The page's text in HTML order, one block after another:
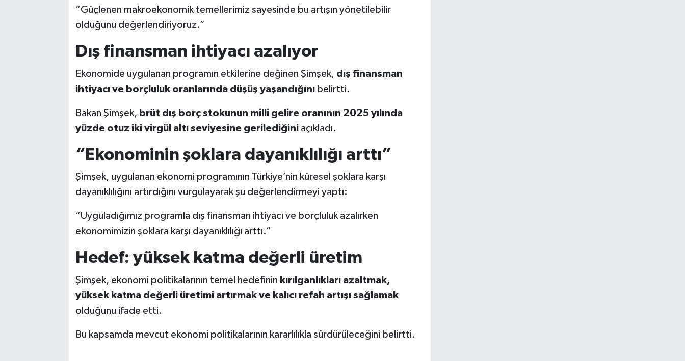
“Güçlenen makroekonomik temellerimiz sayesinde bu artışın yönetilebilir
olduğunu değerlendiriyoruz.”
Dış finansman ihtiyacı azalıyor
Ekonomide uygulanan programın etkilerine değinen Şimşek, dış finansman
ihtiyacı ve borçluluk oranlarında düşüş yaşandığınıbelirtti.
Bakan Şimşek, brüt dış borç stokunun milli gelire oranının 2025 yılında
yüzde otuz iki virgül altı seviyesine gerilediğiniaçıkladı.
“Ekonominin şoklara dayanıklılığı arttı”
Şimşek, uygulanan ekonomi programının Türkiye’nin küresel şoklara karşı
dayanıklılığını artırdığını vurgulayarak şu değerlendirmeyi yaptı:
“Uyguladığımız programla dış finansman ihtiyacı ve borçluluk azalırken
ekonomimizin şoklara karşı dayanıklılığı arttı.”
Hedef: yüksek katma değerli üretim
Şimşek, ekonomi politikalarının temel hedefinin kırılganlıkları azaltmak,
yüksek katma değerli üretimi artırmak ve kalıcı refah artışı sağlamak
olduğunu ifade etti.
Bu kapsamda mevcut ekonomi politikalarının kararlılıkla sürdürüleceğini belirtti.